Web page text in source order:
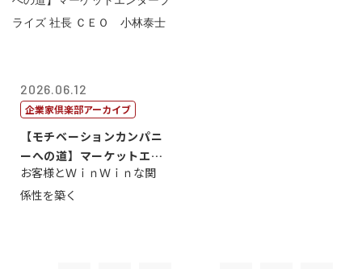
2026.06.12
企業家倶楽部アーカイブ
【モチベーションカンパニ
ーへの道】マーケットエン
タープライズ...
お客様とＷｉｎＷｉｎな関
係性を築く